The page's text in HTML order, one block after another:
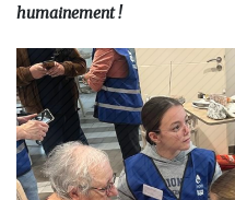
humainement !